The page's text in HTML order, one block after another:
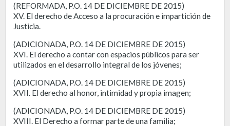
(REFORMADA, P.O. 14 DE DICIEMBRE DE 2015)
XV. El derecho de Acceso a la procuración e impartición de
Justicia.
(ADICIONADA, P.O. 14 DE DICIEMBRE DE 2015)
XVI. El derecho a contar con espacios públicos para ser
utilizados en el desarrollo integral de los jóvenes;
(ADICIONADA, P.O. 14 DE DICIEMBRE DE 2015)
XVII. El derecho al honor, intimidad y propia imagen;
(ADICIONADA, P.O. 14 DE DICIEMBRE DE 2015)
XVIII. El Derecho a formar parte de una familia;